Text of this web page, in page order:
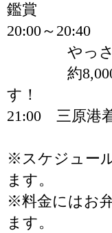
鑑賞
20:00～20:40
やっさ花
約8,000発
す！
21:00 三原港
※スケジュー
ます。
※料金にはお
ます。